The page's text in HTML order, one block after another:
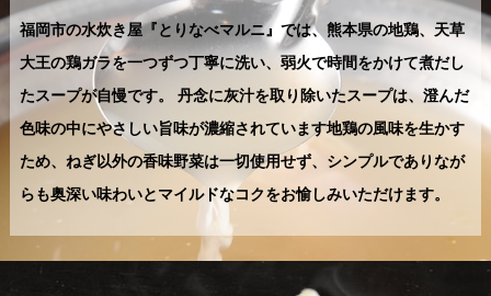
福岡市の水炊き屋『とりなべマルニ』では、熊本県の地鶏、天草
大王の鶏ガラを一つずつ丁寧に洗い、弱火で時間をかけて煮だし
たスープが自慢です。 丹念に灰汁を取り除いたスープは、澄んだ
色味の中にやさしい旨味が濃縮されています地鶏の風味を生かす
ため、ねぎ以外の香味野菜は一切使用せず、シンプルでありなが
らも奥深い味わいとマイルドなコクをお愉しみいただけます。